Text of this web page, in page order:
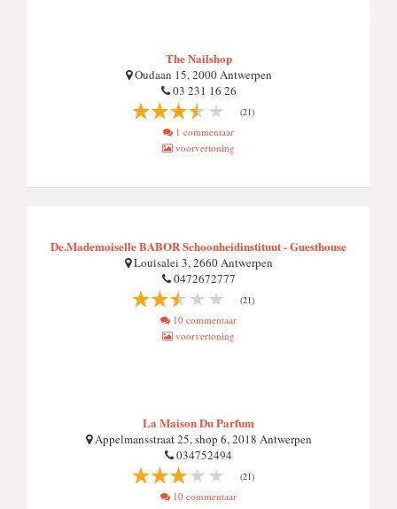
The Nailshop
Oudaan 15, 2000 Antwerpen
03 231 16 26
(21)
1 commentaar
voorvertoning
De.Mademoiselle BABOR Schoonheidinstituut - Guesthouse
Louisalei 3, 2660 Antwerpen
0472672777
(21)
10 commentaar
voorvertoning
La Maison Du Parfum
Appelmansstraat 25, shop 6, 2018 Antwerpen
034752494
(21)
10 commentaar